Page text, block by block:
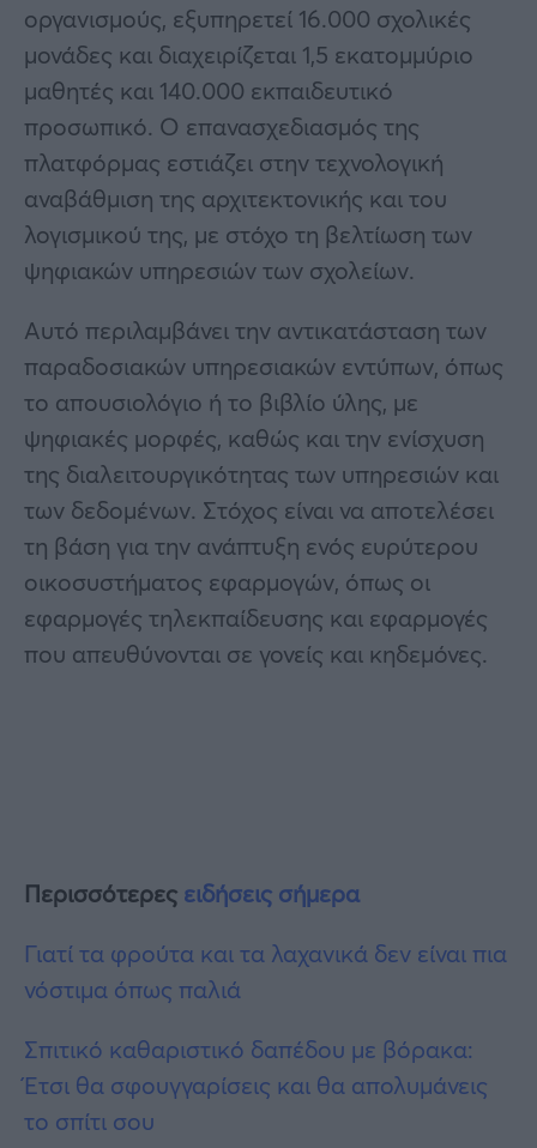
οργανισμούς, εξυπηρετεί 16.000 σχολικές
μονάδες και διαχειρίζεται 1,5 εκατομμύριο
μαθητές και 140.000 εκπαιδευτικό
προσωπικό. Ο επανασχεδιασμός της
πλατφόρμας εστιάζει στην τεχνολογική
αναβάθμιση της αρχιτεκτονικής και του
λογισμικού της, με στόχο τη βελτίωση των
ψηφιακών υπηρεσιών των σχολείων.
Αυτό περιλαμβάνει την αντικατάσταση των
παραδοσιακών υπηρεσιακών εντύπων, όπως
το απουσιολόγιο ή το βιβλίο ύλης, με
ψηφιακές μορφές, καθώς και την ενίσχυση
της διαλειτουργικότητας των υπηρεσιών και
των δεδομένων. Στόχος είναι να αποτελέσει
τη βάση για την ανάπτυξη ενός ευρύτερου
οικοσυστήματος εφαρμογών, όπως οι
εφαρμογές τηλεκπαίδευσης και εφαρμογές
που απευθύνονται σε γονείς και κηδεμόνες.
Περισσότερες ειδήσεις σήμερα
Γιατί τα φρούτα και τα λαχανικά δεν είναι πια
νόστιμα όπως παλιά
Σπιτικό καθαριστικό δαπέδου με βόρακα:
Έτσι θα σφουγγαρίσεις και θα απολυμάνεις
το σπίτι σου